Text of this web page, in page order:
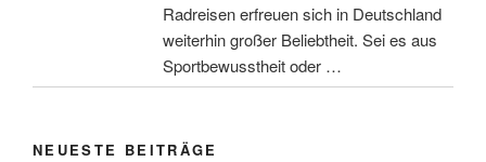
Radreisen erfreuen sich in Deutschland
weiterhin großer Beliebtheit. Sei es aus
Sportbewusstheit oder …
NEUESTE BEITRÄGE